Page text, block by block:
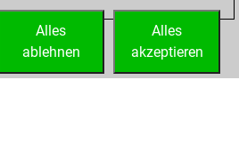
Fritz account
Alles
akzeptieren
Alles
ablehnen